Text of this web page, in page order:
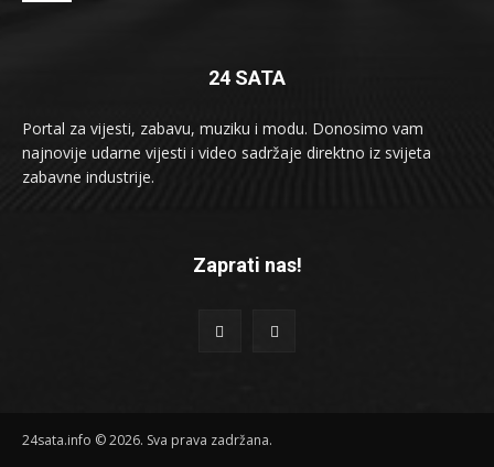
24 SATA
Portal za vijesti, zabavu, muziku i modu. Donosimo vam
najnovije udarne vijesti i video sadržaje direktno iz svijeta
zabavne industrije.
Zaprati nas!
24sata.info © 2026. Sva prava zadržana.